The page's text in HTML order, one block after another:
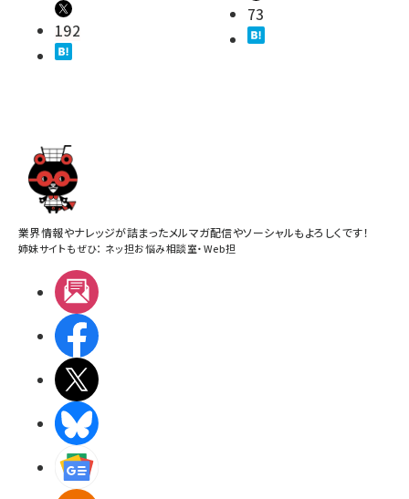
192
73
業界情報やナレッジが詰まったメルマガ配信やソーシャルもよろしくです！
姉妹サイトもぜひ： ネッ担お悩み相談室・Web担